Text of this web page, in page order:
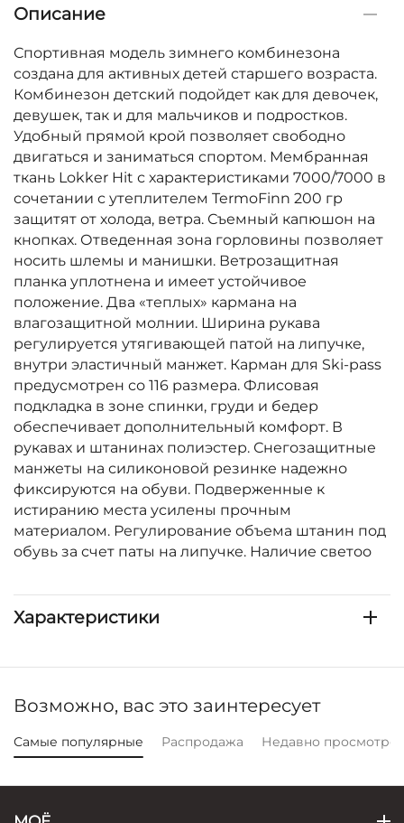
Описание
Спортивная модель зимнего комбинезона
создана для активных детей старшего возраста.
Комбинезон детский подойдет как для девочек,
девушек, так и для мальчиков и подростков.
Удобный прямой крой позволяет свободно
двигаться и заниматься спортом. Мембранная
ткань Lokker Hit с характеристиками 7000/7000 в
сочетании с утеплителем TermoFinn 200 гр
защитят от холода, ветра. Съемный капюшон на
кнопках. Отведенная зона горловины позволяет
носить шлемы и манишки. Ветрозащитная
планка уплотнена и имеет устойчивое
положение. Два «теплых» кармана на
влагозащитной молнии. Ширина рукава
регулируется утягивающей патой на липучке,
внутри эластичный манжет. Карман для Ski-pass
предусмотрен со 116 размера. Флисовая
подкладка в зоне спинки, груди и бедер
обеспечивает дополнительный комфорт. В
рукавах и штанинах полиэстер. Снегозащитные
манжеты на силиконовой резинке надежно
фиксируются на обуви. Подверженные к
истиранию места усилены прочным
материалом. Регулирование объема штанин под
обувь за счет паты на липучке. Наличие светоо
Характеристики
Возможно, вас это заинтересует
Самые популярные Распродажа Недавно